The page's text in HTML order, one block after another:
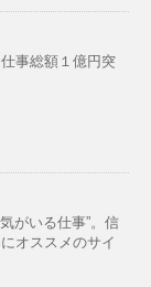
事総額１億円突
がいる仕事”。信
オススメのサイ